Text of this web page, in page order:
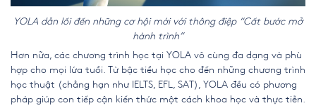
YOLA dẫn lối đến những cơ hội mới với thông điệp “Cất bước mở
hành trình”
Hơn nữa, các chương trình học tại YOLA vô cùng đa dạng và phù
hợp cho mọi lứa tuổi. Từ bậc tiểu học cho đến những chương trình
học thuật (chẳng hạn như IELTS, EFL, SAT), YOLA đều có phương
pháp giúp con tiếp cận kiến thức một cách khoa học và thực tiễn.